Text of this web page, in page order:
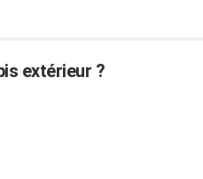
extérieur ?